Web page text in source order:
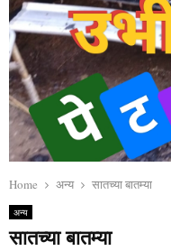
Home अन्य सातच्या बातम्या
अन्य
सातच्या बातम्या